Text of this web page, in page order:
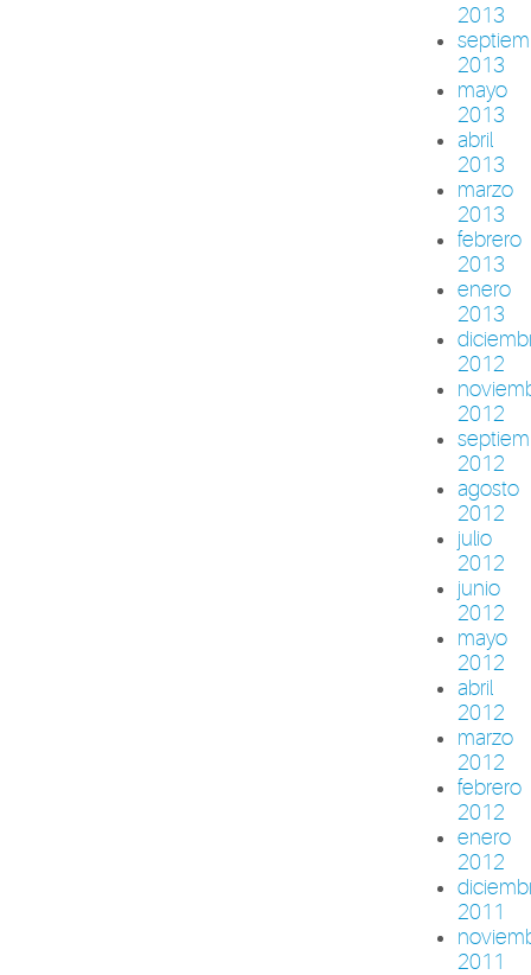
2013
2013
mayo
2013
abril
2013
marzo
2013
febrero
2013
enero
2013
2012
2012
2012
agosto
2012
julio
2012
junio
2012
mayo
2012
abril
2012
marzo
2012
febrero
2012
enero
2012
2011
2011